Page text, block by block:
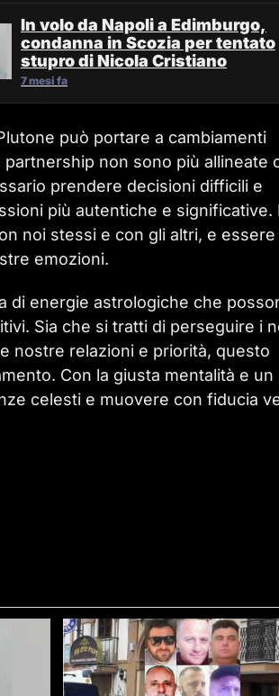
In volo da Napoli a Edimburgo,
condanna in Scozia per tentato
stupro di Nicola Cristiano
7 mesi fa
può portare a cambiamenti
non sono più allineate
prendere decisioni difficili e
più autentiche e significative.
noi stessi e con gli altri, e essere
emozioni.
di energie astrologiche che
Sia che si tratti di perseguire i
nostre relazioni e priorità, questo
Con la giusta mentalità e un
celesti e muovere con fiducia